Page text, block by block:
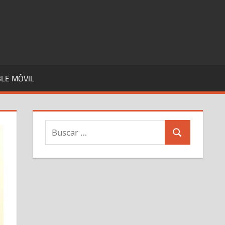
MÓVIL
Buscar:
Buscar